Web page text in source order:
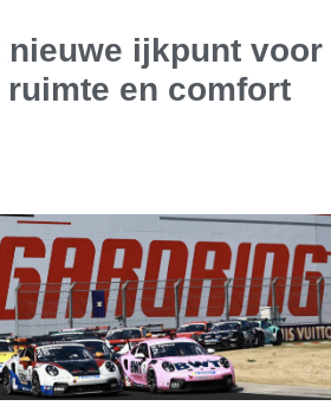
nieuwe ijkpunt voor
en comfort